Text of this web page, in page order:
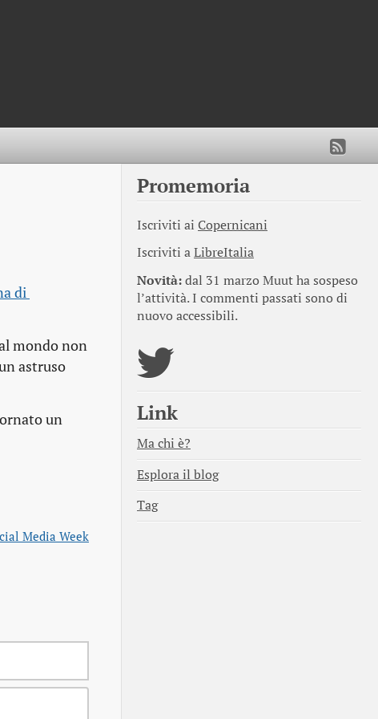
di
mondo non
astruso
un
Media Week
Promemoria
Iscriviti ai Copernicani
Iscriviti aLibreItalia
Novità:dal 31 marzo Muut ha sospeso
l’attività. I commenti passati sono di
nuovo accessibili.
Link
Ma chi è?
Esplora il blog
Tag